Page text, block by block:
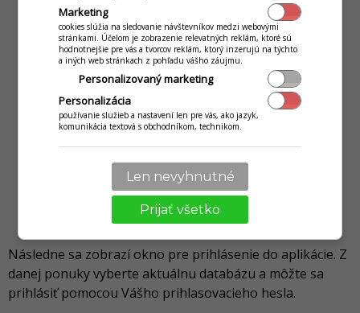
Následne sa zobrazí okno pre prihlásenie do aplikácie. Z
danej ponuky vyberte aktuálnu databázu a môžte sa
prihlásiť pomocou Vášho prihlasovacieho hesla.
Marketing
cookies slúžia na sledovanie návštevníkov medzi webovými
stránkami. Účelom je zobrazenie relevatných reklám, ktoré sú
hodnotnejšie pre vás a tvorcov reklám, ktorý inzerujú na týchto
a iných web stránkach z pohľadu vášho záujmu.
Personalizovaný marketing
Personalizácia
používanie služieb a nastavení len pre vás, ako jazyk,
komunikácia textová s obchodníkom, technikom.
Len nevyhnutné
Prijať všetko